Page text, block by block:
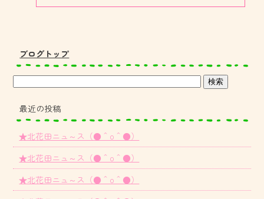
ブログトップ
最近の投稿
★北花田ニュ～ス（●＾o＾●）
★北花田ニュ～ス（●＾o＾●）
★北花田ニュ～ス（●＾o＾●）